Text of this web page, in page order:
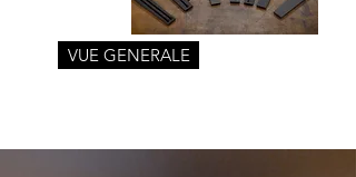
VUE GENERALE